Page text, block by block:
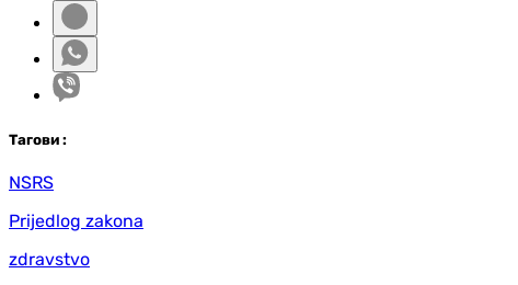
Тагови :
NSRS
Prijedlog zakona
zdravstvo